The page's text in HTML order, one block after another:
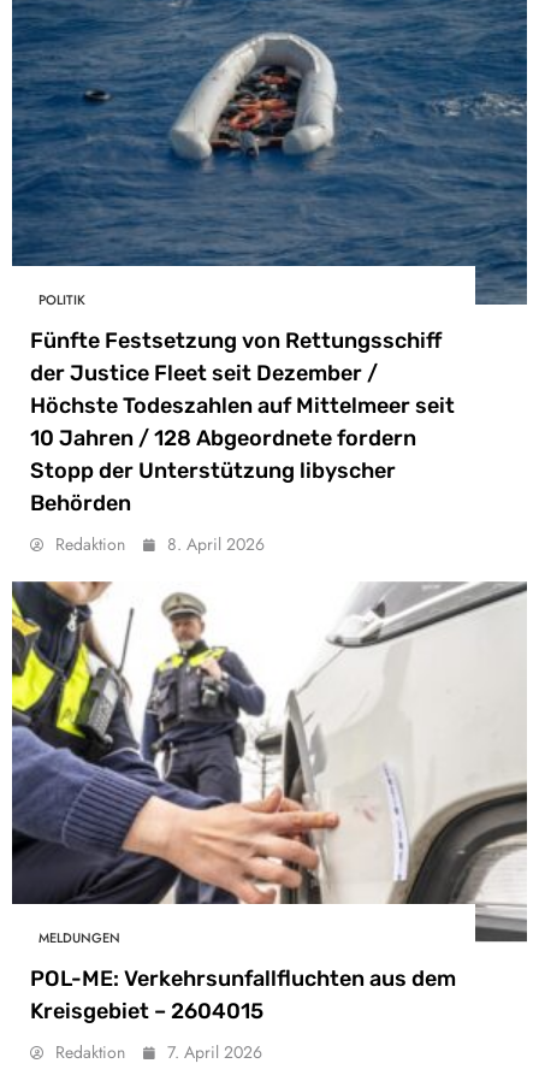
POLITIK
Fünfte Festsetzung von Rettungsschiff
der Justice Fleet seit Dezember /
Höchste Todeszahlen auf Mittelmeer seit
10 Jahren / 128 Abgeordnete fordern
Stopp der Unterstützung libyscher
Behörden
Redaktion 8. April 2026
MELDUNGEN
POL-ME: Verkehrsunfallfluchten aus dem
Kreisgebiet – 2604015
Redaktion 7. April 2026